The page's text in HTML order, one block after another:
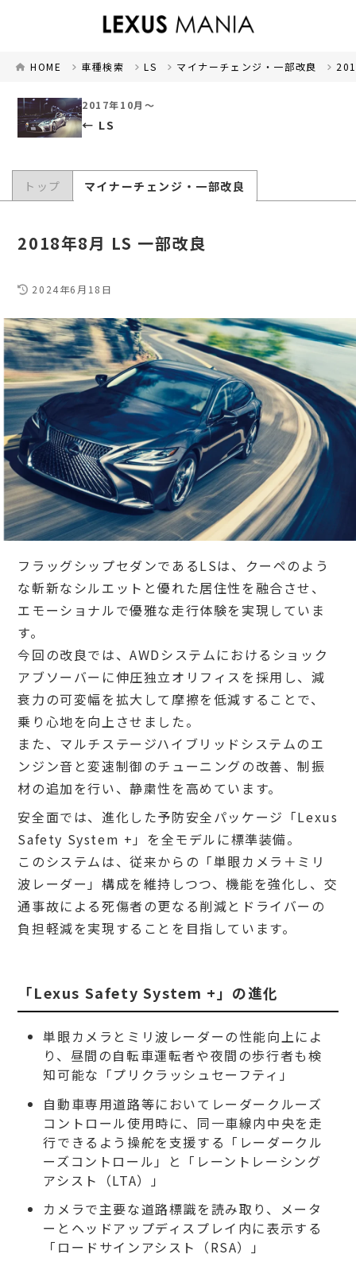
HOME 車種検索 LS マイナーチェンジ・一部改良
2017年10月～
LS
トップ マイナーチェンジ・一部改良
2018年8月 LS 一部改良
2024年6月18日
フラッグシップセダンであるLSは、クーペのよう
な斬新なシルエットと優れた居住性を融合させ、
エモーショナルで優雅な走行体験を実現していま
す。
今回の改良では、AWDシステムにおけるショック
アブソーバーに伸圧独立オリフィスを採用し、減
衰力の可変幅を拡大して摩擦を低減することで、
乗り心地を向上させました。
また、マルチステージハイブリッドシステムのエ
ンジン音と変速制御のチューニングの改善、制振
材の追加を行い、静粛性を高めています。
安全面では、進化した予防安全パッケージ「Lexus
Safety System +」を全モデルに標準装備。
このシステムは、従来からの「単眼カメラ＋ミリ
波レーダー」構成を維持しつつ、機能を強化し、交
通事故による死傷者の更なる削減とドライバーの
負担軽減を実現することを目指しています。
「Lexus Safety System +」の進化
単眼カメラとミリ波レーダーの性能向上によ
り、昼間の自転車運転者や夜間の歩行者も検
知可能な「プリクラッシュセーフティ」
自動車専用道路等においてレーダークルーズ
コントロール使用時に、同一車線内中央を走
行できるよう操舵を支援する「レーダークル
ーズコントロール」と「レーントレーシング
アシスト（LTA）」
カメラで主要な道路標識を読み取り、メータ
ーとヘッドアップディスプレイ内に表示する
「ロードサインアシスト（RSA）」